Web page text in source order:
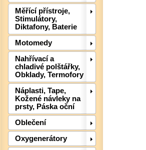
Měřící přístroje,
Stimulátory,
Diktafony, Baterie
Motomedy
Nahřívací a
chladivé polštářky,
Obklady, Termofory
Náplasti, Tape,
Kožené návleky na
prsty, Páska oční
Oblečení
Oxygenerátory